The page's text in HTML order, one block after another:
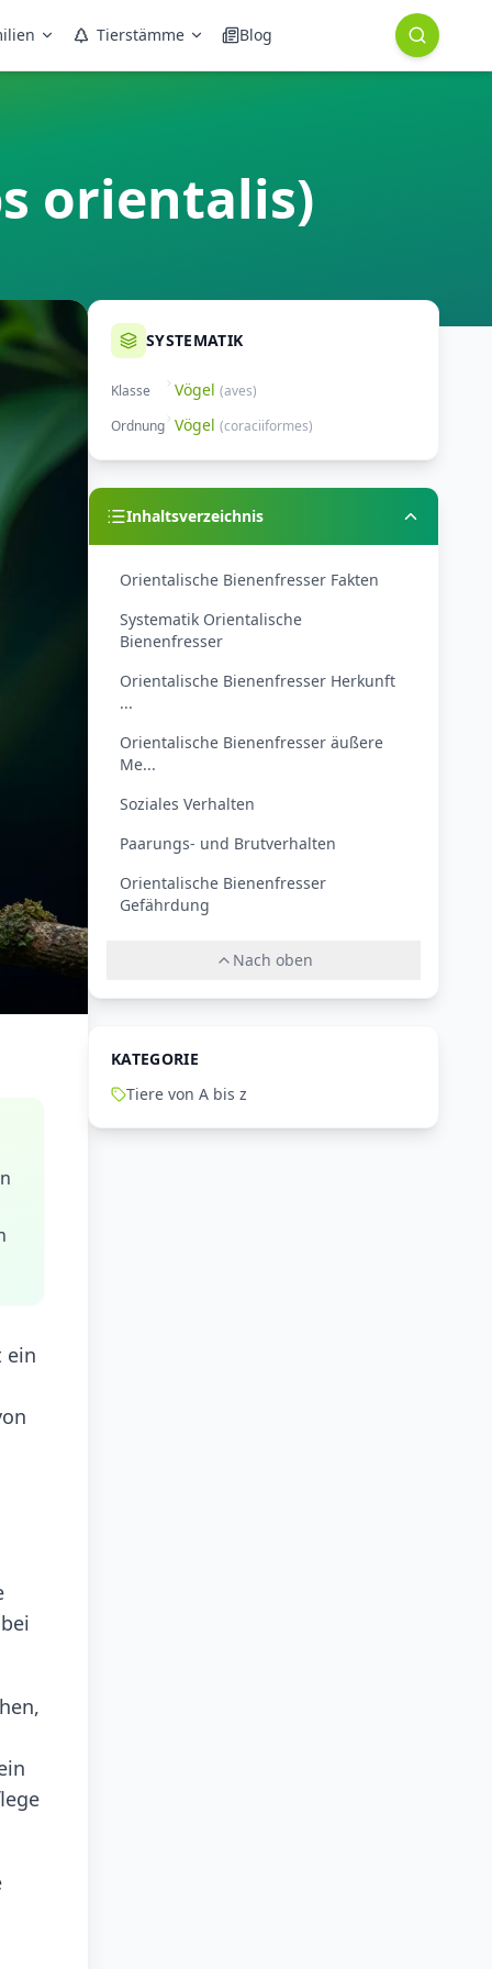
Tierstämme Blog
orientalis)
ein
SYSTEMATIK
Klasse Vögel (aves)
Ordnung Vögel (coraciiformes)
Inhaltsverzeichnis
Orientalische Bienenfresser Fakten
Systematik Orientalische
Bienenfresser
Orientalische Bienenfresser Herkunft
...
Orientalische Bienenfresser äußere
Me...
Soziales Verhalten
Paarungs- und Brutverhalten
Orientalische Bienenfresser
Gefährdung
Nach oben
KATEGORIE
Tiere von A bis z